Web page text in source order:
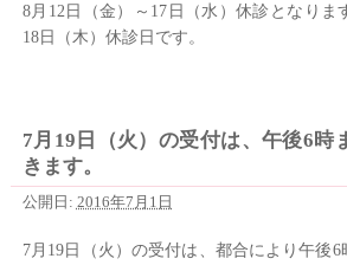
8月12日（金）～17日（水）休診となりま
18日（木）休診日です。
7月19日（火）の受付は、午後6時
きます。
公開日: 2016年7月1日
7月19日（火）の受付は、都合により午後